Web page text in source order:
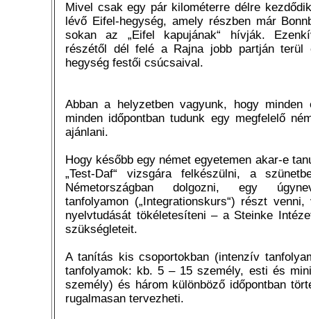
Mivel csak egy pár kilométerre délre
lévő Eifel-hegység, amely részben már
sokan az „Eifel kapujának“ hívják.
részétől dél felé a Rajna jobb partján terül
hegység festői csúcsaival.
Abban a helyzetben vagyunk, hogy minden
minden időpontban tudunk egy megfelelő
ajánlani.
Hogy később egy német egyetemen akar-e
„Test-Daf“ vizsgára felkészülni, a
Németországban dolgozni, egy
tanfolyamon („Integrationskurs“) részt
nyelvtudását tökéletesíteni – a Steinke
szükségleteit.
A tanítás kis csoportokban (intenzív
tanfolyamok: kb. 5 – 15 személy, esti és
személy) és három különböző időpontban
rugalmasan tervezheti.